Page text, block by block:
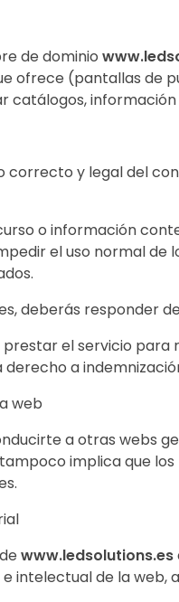
de dominio
ofrece (pantallas de
información
y legal del
o información
el uso normal
deberás responder
el servicio
a
web
a otras webs
implica que
www.ledsolutions.es
intelectual de la web,